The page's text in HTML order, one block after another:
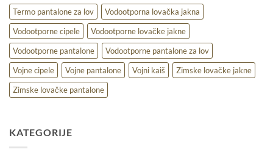
Termo pantalone za lov
Vodootporna lovačka jakna
Vodootporne cipele
Vodootporne lovačke jakne
Vodootporne pantalone
Vodootporne pantalone za lov
Vojne cipele
Vojne pantalone Vojni kaiš
Zimske lovačke jakne
Zimske lovačke pantalone
KATEGORIJE